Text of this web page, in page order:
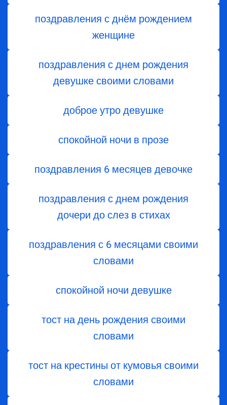
поздравления с днём рождением
женщине
поздравления с днем рождения
девушке своими словами
доброе утро девушке
спокойной ночи в прозе
поздравления 6 месяцев девочке
поздравления с днем ​​рождения
дочери до слез в стихах
поздравления с 6 месяцами своими
словами
спокойной ночи девушке
тост на день рождения своими
словами
тост на крестины от кумовья своими
словами